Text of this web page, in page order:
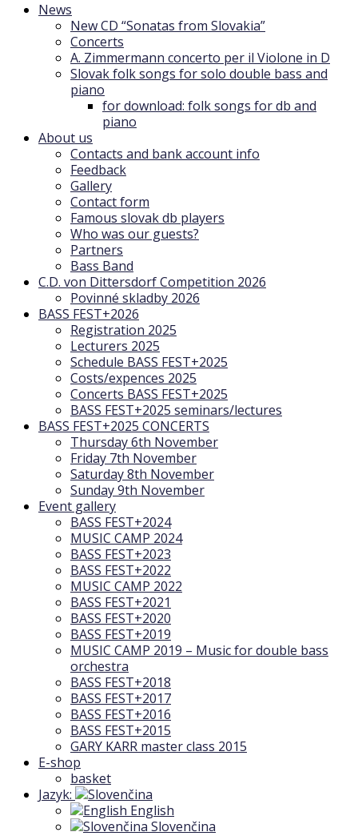
News
New CD “Sonatas from Slovakia”
Concerts
A. Zimmermann concerto per il Violone in D
Slovak folk songs for solo double bass and
piano
for download: folk songs for db and
piano
About us
Contacts and bank account info
Feedback
Gallery
Contact form
Famous slovak db players
Who was our guests?
Partners
Bass Band
C.D. von Dittersdorf Competition 2026
Povinné skladby 2026
BASS FEST+2026
Registration 2025
Lecturers 2025
Schedule BASS FEST+2025
Costs/expences 2025
Concerts BASS FEST+2025
BASS FEST+2025 seminars/lectures
BASS FEST+2025 CONCERTS
Thursday 6th November
Friday 7th November
Saturday 8th November
Sunday 9th November
Event gallery
BASS FEST+2024
MUSIC CAMP 2024
BASS FEST+2023
BASS FEST+2022
MUSIC CAMP 2022
BASS FEST+2021
BASS FEST+2020
BASS FEST+2019
MUSIC CAMP 2019 – Music for double bass
orchestra
BASS FEST+2018
BASS FEST+2017
BASS FEST+2016
BASS FEST+2015
GARY KARR master class 2015
E-shop
basket
Jazyk:
English
Slovenčina